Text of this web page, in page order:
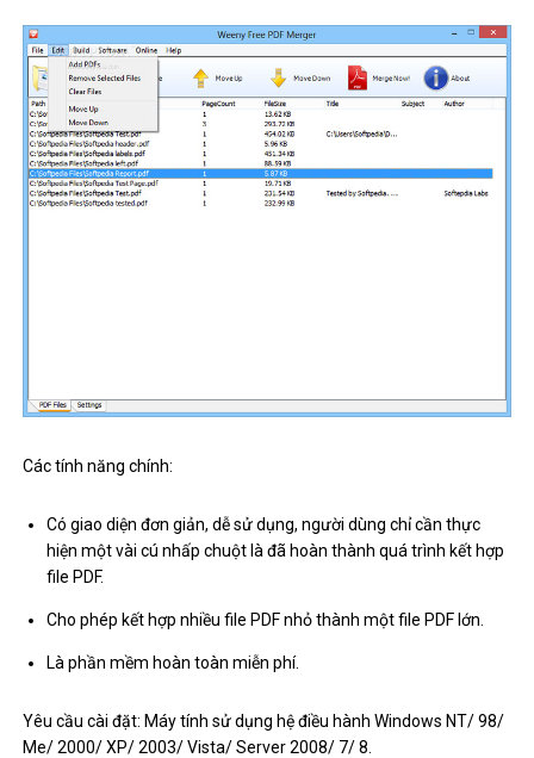
Các tính năng chính:
Có giao diện đơn giản, dễ sử dụng, người dùng chỉ cần thực
hiện một vài cú nhấp chuột là đã hoàn thành quá trình kết hợp
file PDF.
Cho phép kết hợp nhiều file PDF nhỏ thành một file PDF lớn.
Là phần mềm hoàn toàn miễn phí.
Yêu cầu cài đặt: Máy tính sử dụng hệ điều hành Windows NT/ 98/
Me/ 2000/ XP/ 2003/ Vista/ Server 2008/ 7/ 8.